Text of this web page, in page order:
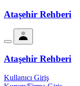
Ataşehir Rehberi
Ataşehir Rehberi
Kullanıcı Giriş